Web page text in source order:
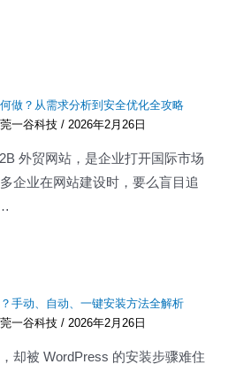
做？从需求分析到安全优化全攻略
一谷科技/2026年2月26日
外贸网站，是企业打开国际市场
企业在网站建设时，要么盲目追
手动、自动、一键安装方法全解析
一谷科技/2026年2月26日
却被 WordPress 的安装步骤难住